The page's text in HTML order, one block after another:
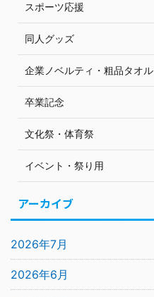
スポーツ応援
同人グッズ
企業ノベルティ・粗品タオル
卒業記念
文化祭・体育祭
イベント・祭り用
アーカイブ
2026年7月
2026年6月